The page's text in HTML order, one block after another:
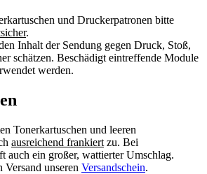
und Druckerpatronen bitte
.
Inhalt der Sendung gegen Druck, Stoß,
schätzen. Beschädigt eintreffende Module
werden.
Tonerkartuschen und leeren
ausreichend frankiert zu. Bei
auch ein großer, wattierter Umschlag.
unseren Versandschein.